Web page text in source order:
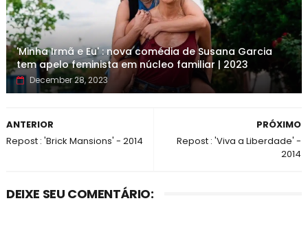
'Minha Irmã e Eu' : nova comédia de Susana Garcia
tem apelo feminista em núcleo familiar | 2023
December 28, 2023
PRÓXIMO
Repost : 'Viva a Liberdade' -
2014
ANTERIOR
Repost : 'Brick Mansions' - 2014
DEIXE SEU COMENTÁRIO: